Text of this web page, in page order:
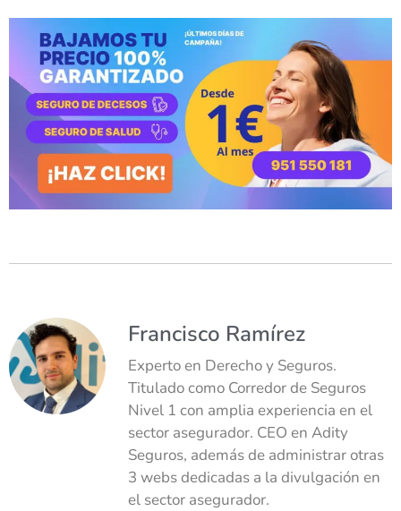
Francisco Ramírez
Experto en Derecho y Seguros.
Titulado como Corredor de Seguros
Nivel 1 con amplia experiencia en el
sector asegurador. CEO en Adity
Seguros, además de administrar otras
3 webs dedicadas a la divulgación en
el sector asegurador.